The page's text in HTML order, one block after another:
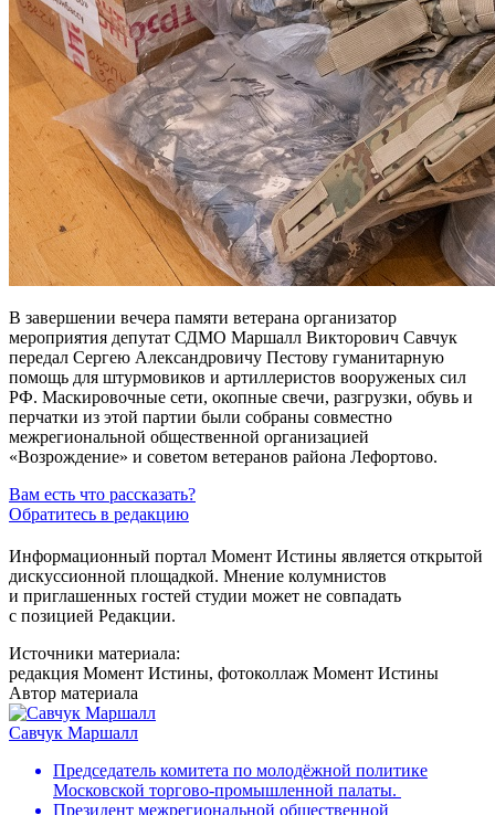
В завершении вечера памяти ветерана организатор
мероприятия депутат СДМО Маршалл Викторович Савчук
передал Сергею Александровичу Пестову гуманитарную
помощь для штурмовиков и артиллеристов вооруженых сил
РФ. Маскировочные сети, окопные свечи, разгрузки, обувь и
перчатки из этой партии были собраны совместно
межрегиональной общественной организацией
«Возрождение» и советом ветеранов района Лефортово.
Вам есть что рассказать?
Обратитесь в редакцию
Информационный портал Момент Истины является открытой
дискуссионной площадкой. Мнение колумнистов
и приглашенных гостей студии может не совпадать
с позицией Редакции.
Источники материала:
редакция Момент Истины, фотоколлаж Момент Истины
Автор материала
Савчук Маршалл
Председатель комитета по молодёжной политике
Московской торгово-промышленной палаты.
Президент межрегиональной общественной